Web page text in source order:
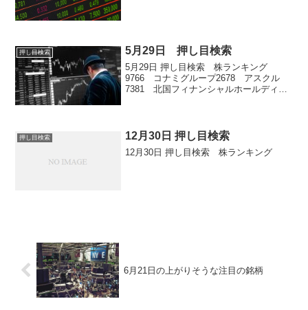
押し目検索 5月29日 押し目検索
5月29日 押し目検索 株ランキング
9766 コナミグループ2678 アスクル
7381 北国フィナンシャルホールディン
押し目検索 12月30日 押し目検索
12月30日 押し目検索 株ランキング
6月21日の上がりそうな注目の銘柄